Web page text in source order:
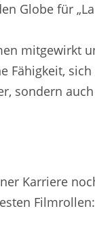
Globe für „La
mitgewirkt
Fähigkeit,
sondern
Karriere
Filmrollen: